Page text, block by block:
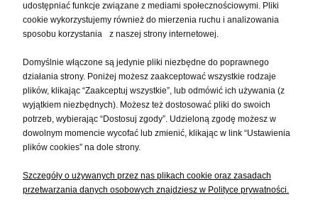
PŁATNOŚCI I DOSTAWA
O NAS
udostępniać funkcje związane z mediami społecznościowymi. Pliki
cookie wykorzystujemy również do mierzenia ruchu i analizowania
sposobu korzystania z naszej strony internetowej.
Domyślnie włączone są jedynie pliki niezbędne do poprawnego
działania strony. Poniżej możesz zaakceptować wszystkie rodzaje
plików, klikając “Zaakceptuj wszystkie”, lub odmówić ich używania (z
wyjątkiem niezbędnych). Możesz też dostosować pliki do swoich
potrzeb, wybierając “Dostosuj zgody”. Udzieloną zgodę możesz w
dowolnym momencie wycofać lub zmienić, klikając w link “Ustawienia
plików cookies” na dole strony.
Szczegóły o używanych przez nas plikach cookie oraz zasadach
przetwarzania danych osobowych znajdziesz w Polityce prywatności.